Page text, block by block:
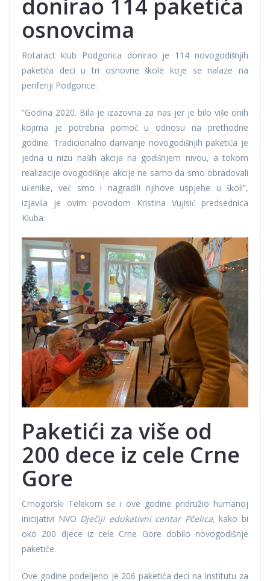
donirao 114 paketića
osnovcima
Rotaract klub Podgorica donirao je 114 novogodišnjih
paketića deci u tri osnovne škole koje se nalaze na
periferiji Podgorice.
“Godina 2020. Bila je izazovna za nas jer je bilo više onih
kojima je potrebna pomoć u odnosu na prethodne
godine. Tradicionalno darivanje novogodišnjih paketića je
jedna u nizu naših akcija na godišnjem nivou, a tokom
realizacije ovogodišnje akcije ne samo da smo obradovali
učenike, već smo i nagradili njihove uspjehe u školi”,
izjavila je ovim povodom Kristina Vujisić predsednica
Kluba.
Paketići za više od
200 dece iz cele Crne
Gore
Crnogorski Telekom se i ove godine pridružio humanoj
inicijativi NVO Dječiji edukativni centar Pčelica, kako bi
oko 200 djece iz cele Crne Gore dobilo novogodišnje
paketiće.
Ove godine podeljeno je 206 paketića deci na Institutu za